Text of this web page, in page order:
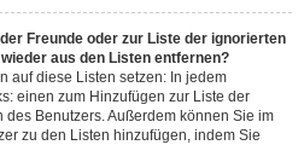
Freunde oder zur Liste der ignorierten
aus den Listen entfernen?
auf diese Listen setzen: In jedem
einen zum Hinzufügen zur Liste der
Benutzers. Außerdem können Sie im
zu den Listen hinzufügen, indem Sie